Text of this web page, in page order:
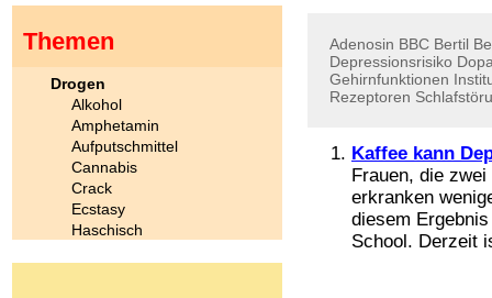
Adenosin BBC Bertil
Depressionsrisiko
Gehirnfunktionen
Rezeptoren
Kaffee kann
Frauen, die
erkranken
diesem
School. Derzeit
Themen
Drogen
Alkohol
Amphetamin
Aufputschmittel
Cannabis
Crack
Ecstasy
Haschisch